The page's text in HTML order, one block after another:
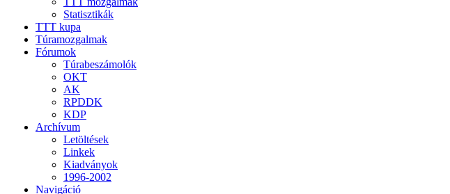
Statisztikák
TTT kupa
Túramozgalmak
Fórumok
Túrabeszámolók
OKT
AK
RPDDK
KDP
Archívum
Letöltések
Linkek
Kiadványok
1996-2002
Navigáció